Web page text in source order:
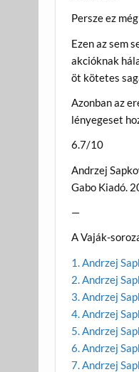
Persze ez
Ezen az sem
akcióknak
öt kötetes
Azonban az
lényegeset
6.7/10
Andrzej
Gabo Kiadó.
—
A Vaják-
1. Andrzej
2. Andrzej
3. Andrzej
4. Andrzej
5. Andrzej
6. Andrzej
7. Andrzej